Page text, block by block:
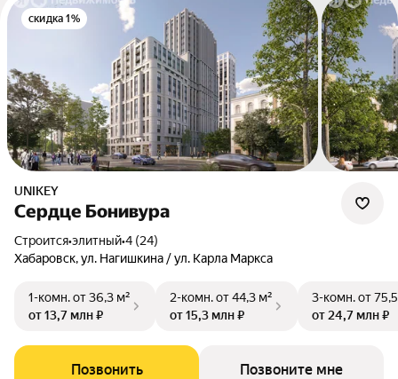
скидка 1%
UNIKEY
Сердце Бонивура
Строится•элитный•4 (24)
Хабаровск, ул. Нагишкина / ул. Карла Маркса
1-комн.от 36,3 м²
от 13,7 млн ₽
2-комн.от 44,3 м²
от 15,3 млн ₽
3-комн.от
от 24,7 млн ₽
Позвонить Позвоните мне